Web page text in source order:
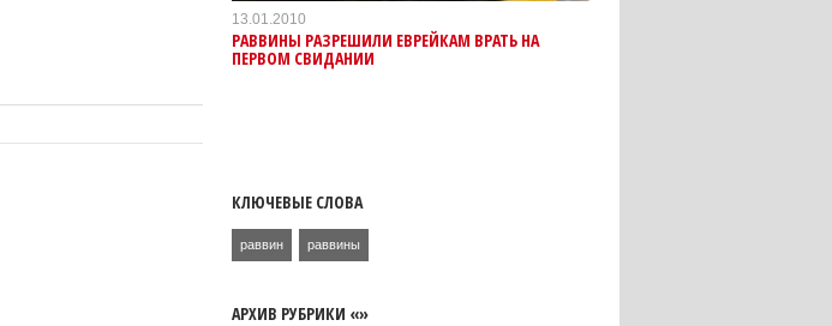
13.01.2010
РАВВИНЫ РАЗРЕШИЛИ ЕВРЕЙКАМ ВРАТЬ НА
ПЕРВОМ СВИДАНИИ
КЛЮЧЕВЫЕ СЛОВА
раввин раввины
АРХИВ РУБРИКИ «»